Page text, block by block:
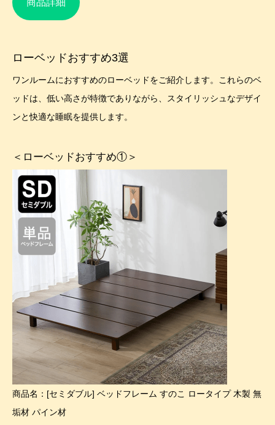
ローベッドおすすめ3選
ワンルームにおすすめのローベッドをご紹介します。これらのベ
ッドは、低い高さが特徴でありながら、スタイリッシュなデザイ
ンと快適な睡眠を提供します。
＜ローベッドおすすめ①＞
商品名：[セミダブル] ベッドフレーム すのこ ロータイプ 木製 無
垢材 パイン材